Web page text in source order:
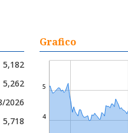
5,182
5,262
2026
5,718
Grafico
4
5